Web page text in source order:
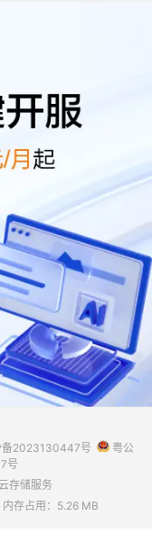
备2023130447号
粤公
号
存储服务
存占用：5.26 MB